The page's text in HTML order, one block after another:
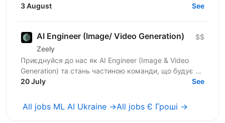
Mailkeeper, and more. About us: 7 years in the...
3 August See
AI Engineer (Image/ Video Generation)
Zeely
$$
Приєднуйся до нас як AI Engineer (Image & Video
Generation) та стань частиною команди, що будує та
масштабує генеративні пайплайни для створення
20 July See
All jobs ML AI Ukraine →All jobs Є Гроші →